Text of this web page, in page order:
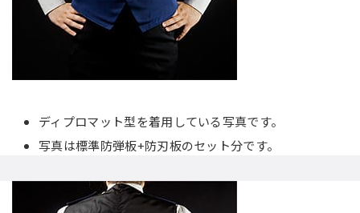
ディプロマット型を着用している写真です。
写真は標準防弾板+防刃板のセット分です。